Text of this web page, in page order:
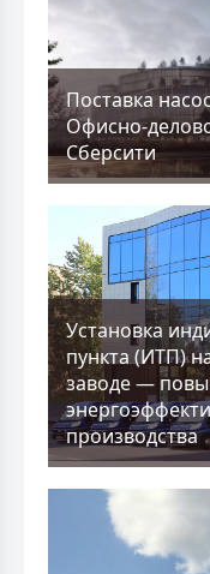
Поставка
Офисно-
Сберсити
Установка
пункта (ИТП)
заводе —
производства